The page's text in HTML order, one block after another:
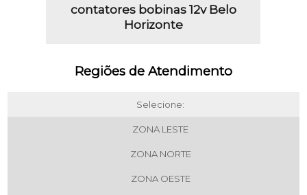
contatores bobinas 12v Belo
Horizonte
Regiões de Atendimento
Selecione:
ZONA LESTE
ZONA NORTE
ZONA OESTE